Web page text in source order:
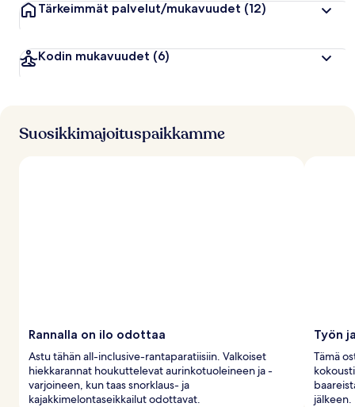
Tärkeimmät palvelut/mukavuudet (12)
Kodin mukavuudet (6)
Suosikkimajoituspaikkamme
Rannalla on ilo odottaa
Astu tähän all-inclusive-rantaparatiisiin. Valkoiset
hiekkarannat houkuttelevat aurinkotuoleineen ja -
varjoineen, kun taas snorklaus- ja
kajakkimelontaseikkailut odottavat.
Työn
Tämä
jälkeen.